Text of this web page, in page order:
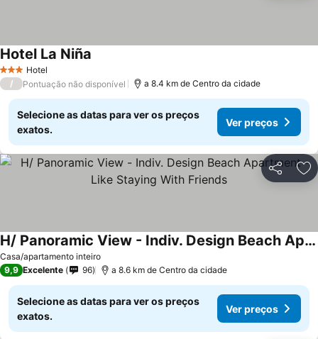
3 EstrelasHotel
Hotel La Niña
/ Pontuação não disponível a 8.4 km de Centro da cidade
Selecione as datas para ver os preços
exatos.
Ver preços
Partilhar
Casa/apartamento inteiro
H/ Panoramic View - Indiv. Design Beach Apartment - Like Staying With Friends
9,9 Excelente 96 a 8.6 km de Centro da cidade
Selecione as datas para ver os preços
exatos.
Ver preços